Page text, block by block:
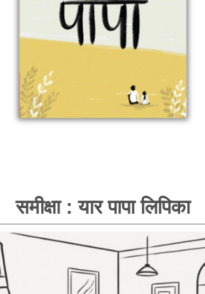
समीक्षा : यार पापा लिपिका